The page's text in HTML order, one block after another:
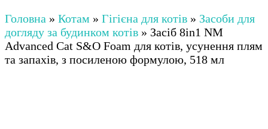
аксесуари та догляд за тваринами. Доставка по
Україні
Головна » Котам » Гігієна для котів » Засоби для
догляду за будинком котів » Засіб 8in1 NM
Advanced Cat S&O Foam для котів, усунення плям
та запахів, з посиленою формулою, 518 мл